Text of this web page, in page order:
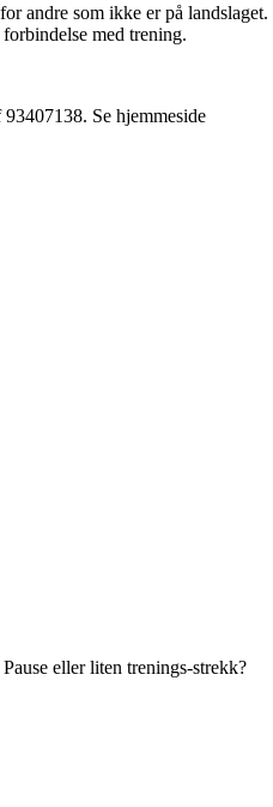
andre som ikke er på landslaget.
med trening.
Se hjemmeside
eller liten trenings-strekk?